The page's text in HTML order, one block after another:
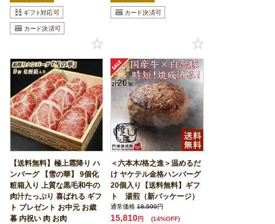
【送料無料】極上霜降り ハ
ンバーグ 【雪の華】 9個化
粧箱入り 上質な黒毛和牛の
肉汁たっぷり 喜ばれる ギフ
ト プレゼント お中元 お歳
暮 内祝い 肉 お肉
＜六本木/格之進＞温めるだ
け ヤケテル金格ハンバーグ
20個入り【送料無料】ギフ
ト 湯煎（新パッケージ）
通常価格 18,599円
15,810円 (14%OFF)